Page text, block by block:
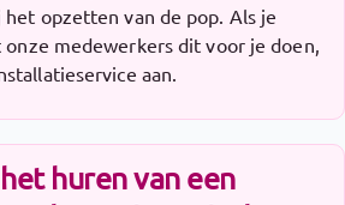
opzetten van de pop. Als je
medewerkers dit voor je doen,
aan.
huren van een